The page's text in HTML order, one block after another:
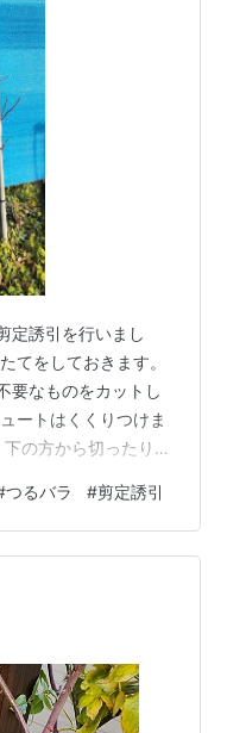
定誘引を行いまし
てをしておきます。
要なものをカットし
ートはくくりつけま
の方から切ったり曲
枝が柔らかくて曲げ
ったりして。 上側
んなく枝先を散りば
ーユやミエルドゥフ
しやすかったよう。
つるバラ #剪定誘引